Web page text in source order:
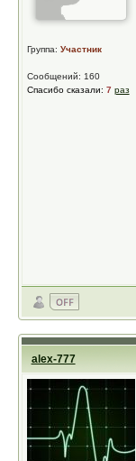
Группа: Участник
Сообщений: 160
Спасибо сказали: 7 раз
alex-777